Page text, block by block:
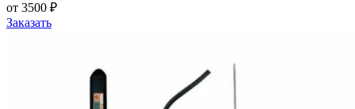
от 3500 ₽
Заказать